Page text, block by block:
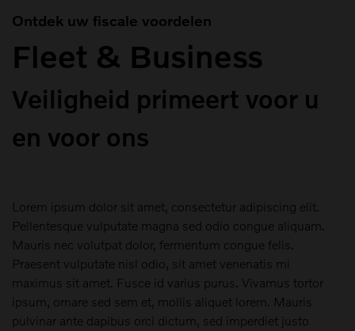
Ontdek uw fiscale voordelen
Fleet & Business
Veiligheid primeert voor u
en voor ons
Lorem ipsum dolor sit amet, consectetur adipiscing elit.
Pellentesque vulputate magna sed odio congue aliquam.
Mauris nec volutpat dolor, fermentum congue felis.
Praesent vulputate nisl odio, sit amet venenatis mi
maximus sit amet. Fusce id varius purus. Vivamus tortor
ipsum, ornare sed sem et, mollis aliquet lorem. Mauris
pulvinar ante dapibus orci dictum, sed imperdiet justo